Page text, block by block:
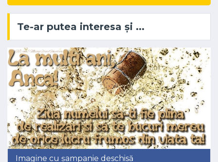
Te-ar putea interesa și ...
Imagine cu șampanie deschisă